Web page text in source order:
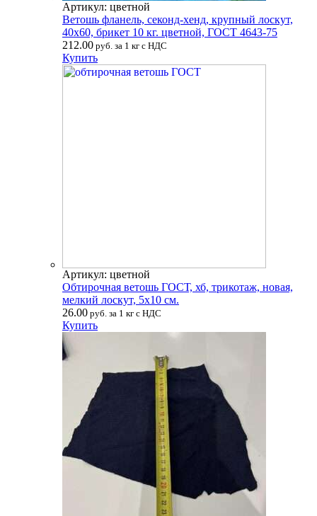
Артикул: цветной
Ветошь фланель, секонд-хенд, крупный лоскут,
40х60, брикет 10 кг. цветной, ГОСТ 4643-75
212.00 руб. за 1 кг с НДС
Купить
Артикул: цветной
Обтирочная ветошь ГОСТ, хб, трикотаж, новая,
мелкий лоскут, 5х10 см.
26.00 руб. за 1 кг с НДС
Купить